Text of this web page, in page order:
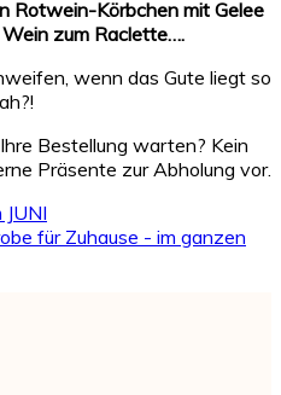
Rotwein-Körbchen mit Gelee
zum Raclette….
wenn das Gute liegt so
Bestellung warten? Kein
Präsente zur Abholung vor.
JUNI
für Zuhause - im ganzen